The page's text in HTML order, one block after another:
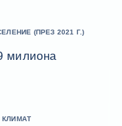
(ПРЕЗ 2021 Г.)
милиона
КЛИМАТ